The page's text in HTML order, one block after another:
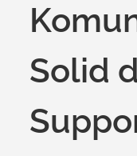
Solid